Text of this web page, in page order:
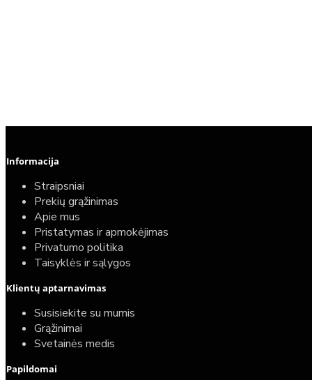
Informacija
Straipsniai
Prekių grąžinimas
Apie mus
Pristatymas ir apmokėjimas
Privatumo politika
Taisyklės ir sąlygos
Klientų aptarnavimas
Susisiekite su mumis
Grąžinimai
Svetainės medis
Papildomai